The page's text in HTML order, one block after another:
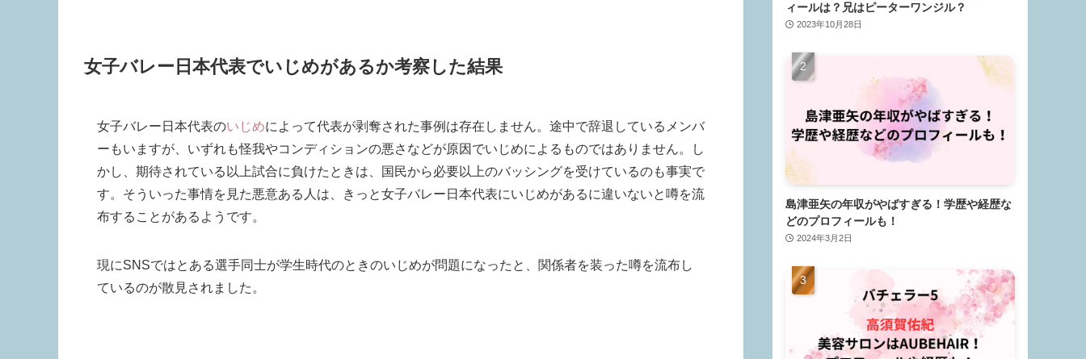
女子バレー日本代表でいじめがあるか考察した結果
女子バレー日本代表のいじめによって代表が剥奪された事例は存在しません。途中で辞退しているメンバ
ーもいますが、いずれも怪我やコンディションの悪さなどが原因でいじめによるものではありません。し
かし、期待されている以上試合に負けたときは、国民から必要以上のバッシングを受けているのも事実で
す。そういった事情を見た悪意ある人は、きっと女子バレー日本代表にいじめがあるに違いないと噂を流
布することがあるようです。
現にSNSではとある選手同士が学生時代のときのいじめが問題になったと、関係者を装った噂を流布し
ているのが散見されました。
ィールは？兄はピーターワンジル？
2023年10月28日
島津亜矢の年収がやばすぎる！学歴や経歴な
どのプロフィールも！
2024年3月2日